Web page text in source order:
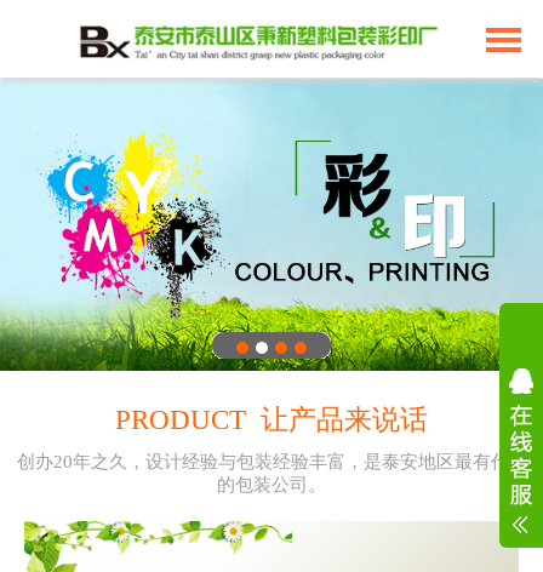
PRODUCT 让产品来说话
创办20年之久，设计经验与包装经验丰富，是泰安地区最有代表
的包装公司。